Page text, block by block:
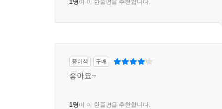
1명이 이 한줄평을 추천합니다.
종이책 구매
좋아요~
1명이 이 한줄평을 추천합니다.